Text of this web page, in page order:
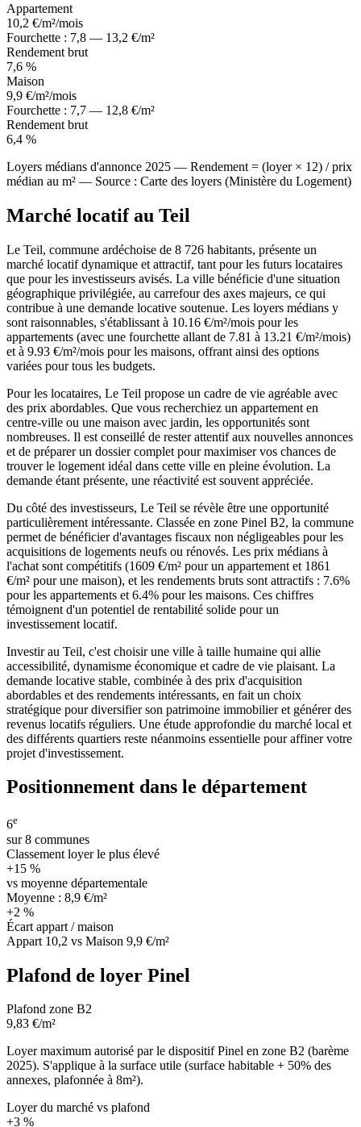
Appartement
10,2 €/m²/mois
Fourchette : 7,8 — 13,2 €/m²
Rendement brut
7,6 %
Maison
9,9 €/m²/mois
Fourchette : 7,7 — 12,8 €/m²
Rendement brut
6,4 %
Loyers médians d'annonce 2025 — Rendement = (loyer × 12) / prix
médian au m² — Source : Carte des loyers (Ministère du Logement)
Marché locatif au Teil
Le Teil, commune ardéchoise de 8 726 habitants, présente un
marché locatif dynamique et attractif, tant pour les futurs locataires
que pour les investisseurs avisés. La ville bénéficie d'une situation
géographique privilégiée, au carrefour des axes majeurs, ce qui
contribue à une demande locative soutenue. Les loyers médians y
sont raisonnables, s'établissant à 10.16 €/m²/mois pour les
appartements (avec une fourchette allant de 7.81 à 13.21 €/m²/mois)
et à 9.93 €/m²/mois pour les maisons, offrant ainsi des options
variées pour tous les budgets.
Pour les locataires, Le Teil propose un cadre de vie agréable avec
des prix abordables. Que vous recherchiez un appartement en
centre-ville ou une maison avec jardin, les opportunités sont
nombreuses. Il est conseillé de rester attentif aux nouvelles annonces
et de préparer un dossier complet pour maximiser vos chances de
trouver le logement idéal dans cette ville en pleine évolution. La
demande étant présente, une réactivité est souvent appréciée.
Du côté des investisseurs, Le Teil se révèle être une opportunité
particulièrement intéressante. Classée en zone Pinel B2, la commune
permet de bénéficier d'avantages fiscaux non négligeables pour les
acquisitions de logements neufs ou rénovés. Les prix médians à
l'achat sont compétitifs (1609 €/m² pour un appartement et 1861
€/m² pour une maison), et les rendements bruts sont attractifs : 7.6%
pour les appartements et 6.4% pour les maisons. Ces chiffres
témoignent d'un potentiel de rentabilité solide pour un
investissement locatif.
Investir au Teil, c'est choisir une ville à taille humaine qui allie
accessibilité, dynamisme économique et cadre de vie plaisant. La
demande locative stable, combinée à des prix d'acquisition
abordables et des rendements intéressants, en fait un choix
stratégique pour diversifier son patrimoine immobilier et générer des
revenus locatifs réguliers. Une étude approfondie du marché local et
des différents quartiers reste néanmoins essentielle pour affiner votre
projet d'investissement.
Positionnement dans le département
6e
sur 8 communes
Classement loyer le plus élevé
+15 %
vs moyenne départementale
Moyenne : 8,9 €/m²
+2 %
Écart appart / maison
Appart 10,2 vs Maison 9,9 €/m²
Plafond de loyer Pinel
Plafond zone B2
9,83 €/m²
Loyer maximum autorisé par le dispositif Pinel en zone B2 (barème
2025). S'applique à la surface utile (surface habitable + 50% des
annexes, plafonnée à 8m²).
Loyer du marché vs plafond
+3 %